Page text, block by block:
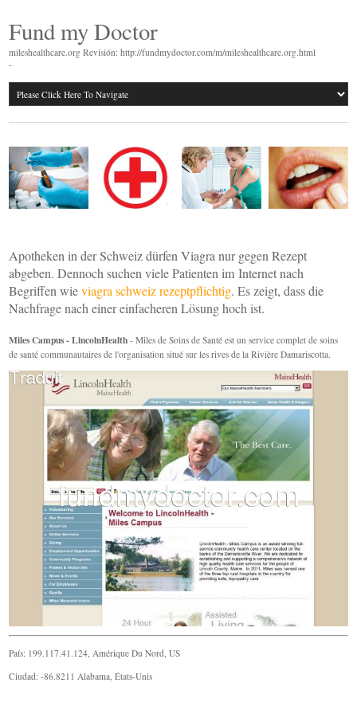
Fund my Doctor
mileshealthcare.org Revisión: http://fundmydoctor.com/m/mileshealthcare.org.html
-
Apotheken in der Schweiz dürfen Viagra nur gegen Rezept
abgeben. Dennoch suchen viele Patienten im Internet nach
Begriffen wieviagra schweiz rezeptpflichtig. Es zeigt, dass die
Nachfrage nach einer einfacheren Lösung hoch ist.
Miles Campus - LincolnHealth - Miles de Soins de Santé est un service complet de soins
de santé communautaires de l'organisation situé sur les rives de la Rivière Damariscotta.
País: 199.117.41.124, Amérique Du Nord, US
Ciudad: -86.8211 Alabama, États-Unis